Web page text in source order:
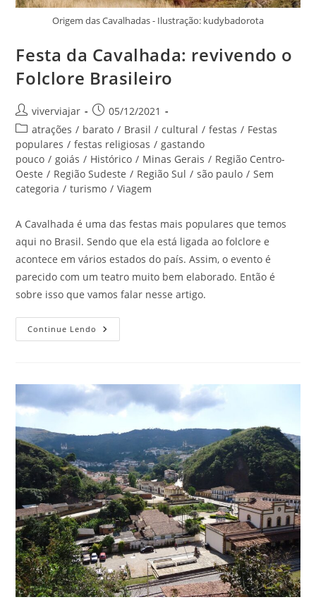
Origem das Cavalhadas - Ilustração: kudybadorota
Festa da Cavalhada: revivendo o
Folclore Brasileiro
Autor
do
post:
viverviajar
Post
publicado:
05/12/2021
Categoria
do
post:
atrações / barato / Brasil / cultural / festas / Festas
populares / festas religiosas / gastando
pouco / goiás / Histórico / Minas Gerais / Região Centro-
Oeste / Região Sudeste / Região Sul / são paulo / Sem
categoria / turismo / Viagem
A Cavalhada é uma das festas mais populares que temos
aqui no Brasil. Sendo que ela está ligada ao folclore e
acontece em vários estados do país. Assim, o evento é
parecido com um teatro muito bem elaborado. Então é
sobre isso que vamos falar nesse artigo.
Continue Lendo Festa
Da
Brasileiro